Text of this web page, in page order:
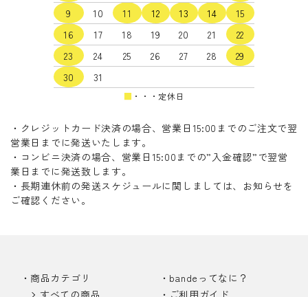
9
10 11 12 13 14
15
16
17 18 19 20 21
22
23
24 25 26 27 28
29
30
31
■ ・・・定休日
・クレジットカード決済の場合、営業日15:00までのご注文で翌
営業日までに発送いたします。
・コンビニ決済の場合、営業日15:00までの”入金確認”で翌営
業日までに発送致します。
・長期連休前の発送スケジュールに関しましては、お知らせを
ご確認ください。
商品カテゴリ
bandeってなに？